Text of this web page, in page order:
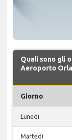
Quali sono gli
Aeroporto
Giorno
Lunedi
Martedì